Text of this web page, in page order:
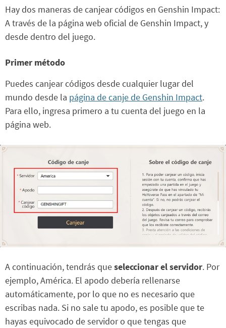
Hay dos maneras de canjear códigos en Genshin Impact:
A través de la página web oficial de Genshin Impact, y
desde dentro del juego.
Primer método
Puedes canjear códigos desde cualquier lugar del
mundo desde la página de canje de Genshin Impact.
Para ello, ingresa primero a tu cuenta del juego en la
página web.
A continuación, tendrás queseleccionar el servidor. Por
ejemplo, América. El apodo debería rellenarse
automáticamente, por lo que no es necesario que
escribas nada. Si no sale tu apodo, es posible que te
hayas equivocado de servidor o que tengas que